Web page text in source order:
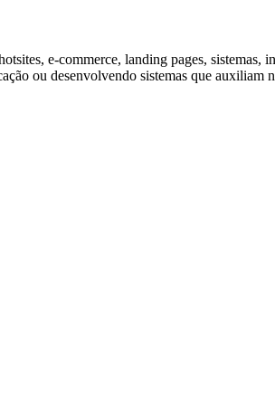
e-commerce, landing pages, sistemas,
ou desenvolvendo sistemas que auxiliam